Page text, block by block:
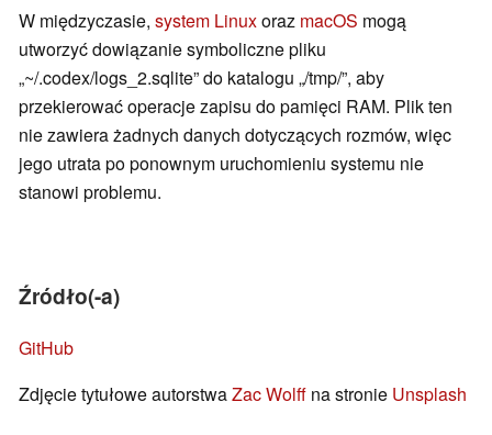
W międzyczasie, system Linuxoraz macOS mogą
utworzyć dowiązanie symboliczne pliku
„~/.codex/logs_2.sqlite” do katalogu „/tmp/”, aby
przekierować operacje zapisu do pamięci RAM. Plik ten
nie zawiera żadnych danych dotyczących rozmów, więc
jego utrata po ponownym uruchomieniu systemu nie
stanowi problemu.
Źródło(-a)
GitHub
Zdjęcie tytułowe autorstwaZac Wolff na stronie Unsplash